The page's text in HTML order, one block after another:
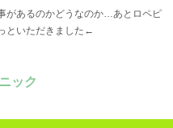
があるのかどうなのか…あとロペピ
といただきました←
ック